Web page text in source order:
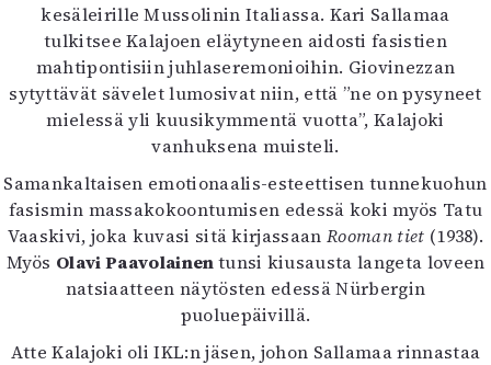
kesäleirille Mussolinin Italiassa. Kari Sallamaa
tulkitsee Kalajoen eläytyneen aidosti fasistien
mahtipontisiin juhlaseremonioihin. Giovinezzan
sytyttävät sävelet lumosivat niin, että ”ne on pysyneet
mielessä yli kuusikymmentä vuotta”, Kalajoki
vanhuksena muisteli.
Samankaltaisen emotionaalis-esteettisen tunnekuohun
fasismin massakokoontumisen edessä koki myös Tatu
Vaaskivi, joka kuvasi sitä kirjassaanRooman tiet (1938).
Myös Olavi Paavolainentunsi kiusausta langeta loveen
natsiaatteen näytösten edessä Nürbergin
puoluepäivillä.
Atte Kalajoki oli IKL:n jäsen, johon Sallamaa rinnastaa